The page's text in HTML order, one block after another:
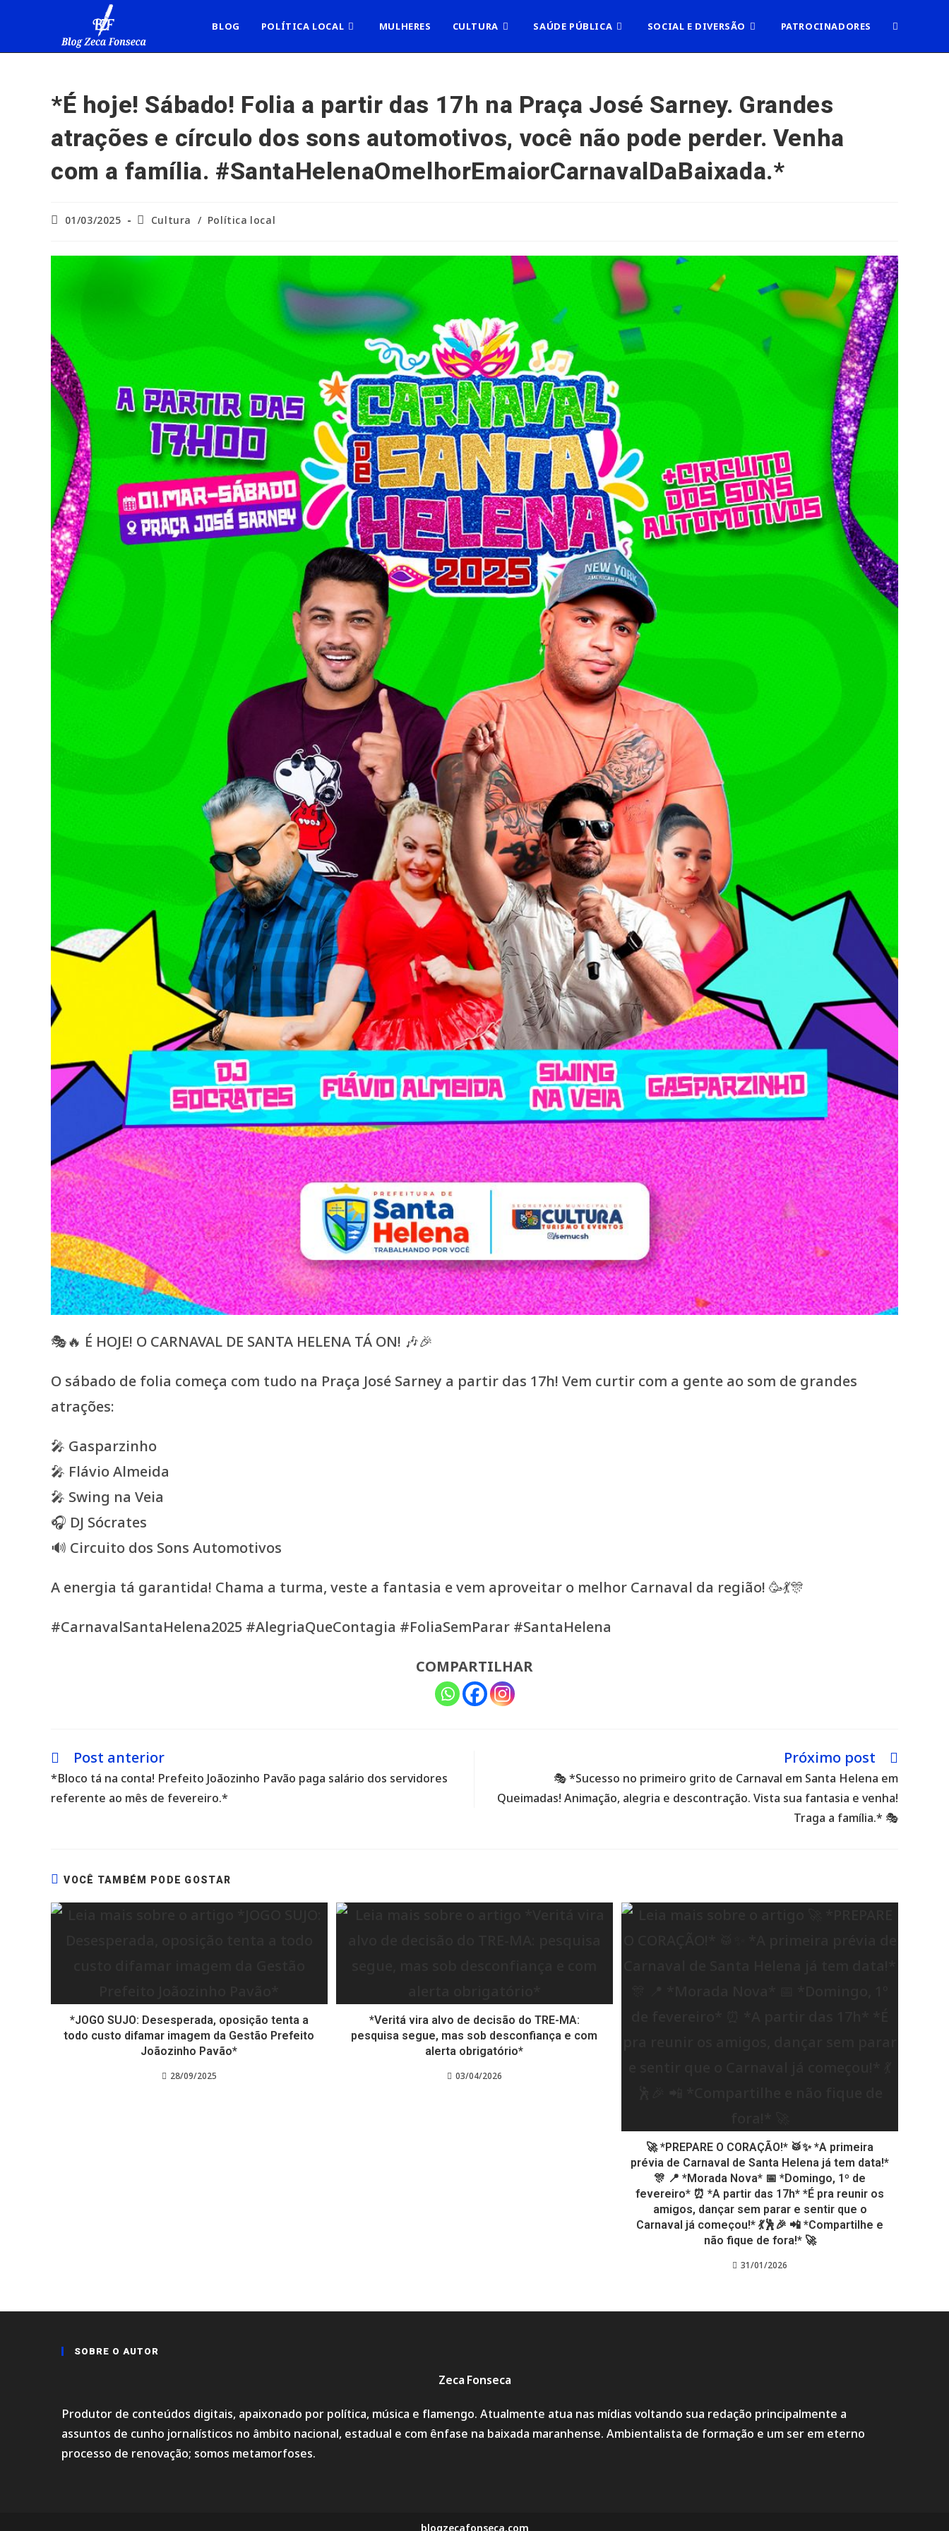
BLOG POLÍTICA LOCAL MULHERES CULTURA SAÚDE PÚBLICA SOCIAL E DIVERSÃO PATROCINADORES ALTERNAR
*É hoje! Sábado! Folia a partir das 17h na Praça José Sarney. Grandes
atrações e círculo dos sons automotivos, você não pode perder. Venha
com a família. #SantaHelenaOmelhorEmaiorCarnavalDaBaixada.*
Post01/03/2025
Categoria
Cultura / Política local
🎭🔥 É HOJE! O CARNAVAL DE SANTA HELENA TÁ ON! 🎶🎉
O sábado de folia começa com tudo na Praça José Sarney a partir das 17h! Vem curtir com a gente ao som de grandes
atrações:
🎤 Gasparzinho
🎤 Flávio Almeida
🎤 Swing na Veia
🎧 DJ Sócrates
🔊 Circuito dos Sons Automotivos
A energia tá garantida! Chama a turma, veste a fantasia e vem aproveitar o melhor Carnaval da região! 🥳💃🎊
#CarnavalSantaHelena2025 #AlegriaQueContagia #FoliaSemParar #SantaHelena
COMPARTILHAR
Leia
artigos
Post anterior
*Bloco tá na conta! Prefeito Joãozinho Pavão paga salário dos servidores
referente ao mês de fevereiro.*
Próximo post
🎭 *Sucesso no primeiro grito de Carnaval em Santa Helena em
Queimadas! Animação, alegria e descontração. Vista sua fantasia e venha!
Traga a família.* 🎭
VOCÊ TAMBÉM PODE GOSTAR
*JOGO SUJO: Desesperada, oposição tenta a
todo custo difamar imagem da Gestão Prefeito
Joãozinho Pavão*
28/09/2025
*Veritá vira alvo de decisão do TRE-MA:
pesquisa segue, mas sob desconfiança e com
alerta obrigatório*
03/04/2026
🚀 *PREPARE O CORAÇÃO!* 🥁✨ *A primeira
prévia de Carnaval de Santa Helena já tem data!*
🎊 📍 *Morada Nova* 📅 *Domingo, 1º de
fevereiro* ⏰ *A partir das 17h* *É pra reunir os
amigos, dançar sem parar e sentir que o
Carnaval já começou!* 💃🕺🎉 📲 *Compartilhe e
não fique de fora!* 🚀
31/01/2026
SOBRE O AUTOR
Zeca Fonseca
Produtor de conteúdos digitais, apaixonado por política, música e flamengo. Atualmente atua nas mídias voltando sua redação principalmente a
assuntos de cunho jornalísticos no âmbito nacional, estadual e com ênfase na baixada maranhense. Ambientalista de formação e um ser em eterno
processo de renovação; somos metamorfoses.
blogzecafonseca.com